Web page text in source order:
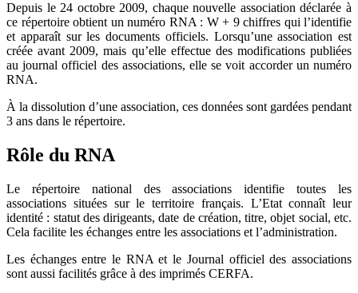
Depuis le 24 octobre 2009, chaque nouvelle association déclarée à
ce répertoire obtient un numéro RNA : W + 9 chiffres qui l’identifie
et apparaît sur les documents officiels. Lorsqu’une association est
créée avant 2009, mais qu’elle effectue des modifications publiées
au journal officiel des associations, elle se voit accorder un numéro
RNA.
À la dissolution d’une association, ces données sont gardées pendant
3 ans dans le répertoire.
Rôle du RNA
Le répertoire national des associations identifie toutes les
associations situées sur le territoire français. L’Etat connaît leur
identité : statut des dirigeants, date de création, titre, objet social, etc.
Cela facilite les échanges entre les associations et l’administration.
Les échanges entre le RNA et le Journal officiel des associations
sont aussi facilités grâce à des imprimés CERFA.